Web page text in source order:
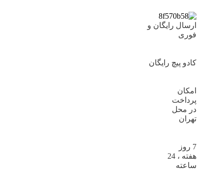
ارسال رایگان و
فوری
کادو پیچ رایگان
امکان
پرداخت
در محل
تهران
7 روز
هفته ، 24
ساعته